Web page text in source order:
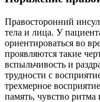
Правосторонний
тела и лица. У
ориентироваться во
проявляются такие
вспыльчивость и
трудности с
трехмерное
память, чувство